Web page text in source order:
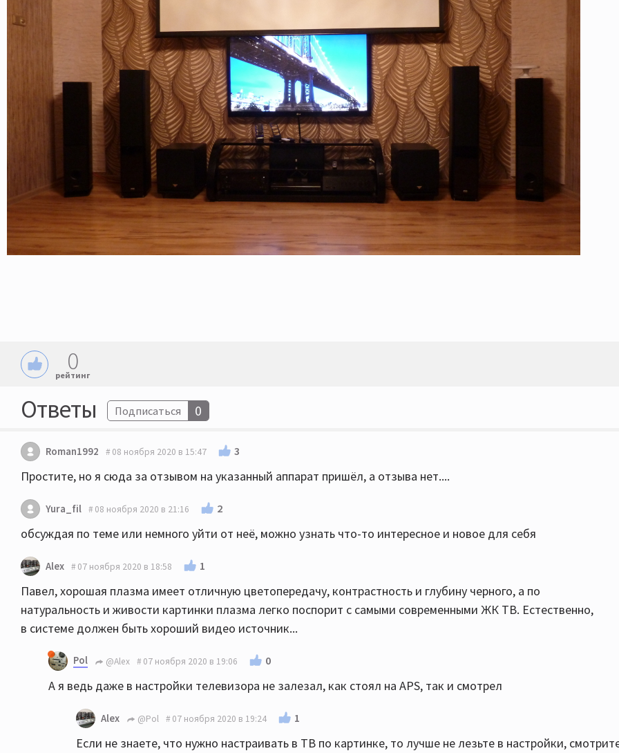
0
рейтинг
Ответы Подписаться 0
Roman1992 08 ноября 2020 в 15:47 3
Простите, но я сюда за отзывом на указанный аппарат пришёл, а отзыва нет....
Yura_fil 08 ноября 2020 в 21:16 2
обсуждая по теме или немного уйти от неё, можно узнать что-то интересное и новое для себя
Alex 07 ноября 2020 в 18:58 1
Павел, хорошая плазма имеет отличную цветопередачу, контрастность и глубину черного, а по
натуральность и живости картинки плазма легко поспорит с самыми современными ЖК ТВ. Естественно,
в системе должен быть хороший видео источник...
Pol @Alex 07 ноября 2020 в 19:06 0
А я ведь даже в настройки телевизора не залезал, как стоял на APS, так и смотрел
Alex @Pol 07 ноября 2020 в 19:24 1
Если не знаете, что нужно настраивать в ТВ по картинке, то лучше не лезьте в настройки,